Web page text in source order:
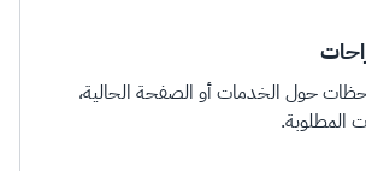
حول الخدمات أو الصفحة الحالية،
المطلوبة.